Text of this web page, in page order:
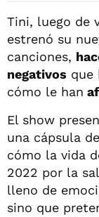
Tini, luego de
estrenó su
canciones,
negativos que
cómo le han
El show
una cápsula
cómo la vida
2022 por la
lleno de
sino que